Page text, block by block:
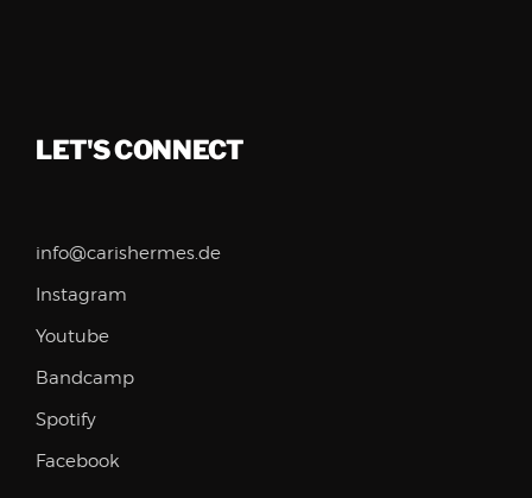
LET'S CONNECT
info@carishermes.de
Instagram
Youtube
Bandcamp
Spotify
Facebook